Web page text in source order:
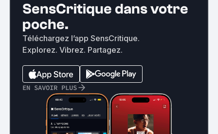
SensCritique dans votre
poche.
Téléchargez l’app SensCritique.
Explorez. Vibrez. Partagez.
EN SAVOIR PLUS